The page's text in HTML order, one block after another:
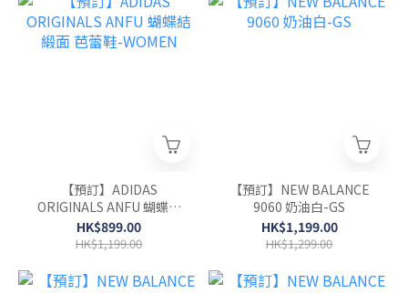
【預訂】ADIDAS
ORIGINALS ANFU 蝴蝶結
緞面 芭蕾鞋-WOMEN
HK$899.00
HK$1,199.00
【預訂】NEW BALANCE
9060 奶油白-GS
HK$1,199.00
HK$1,299.00